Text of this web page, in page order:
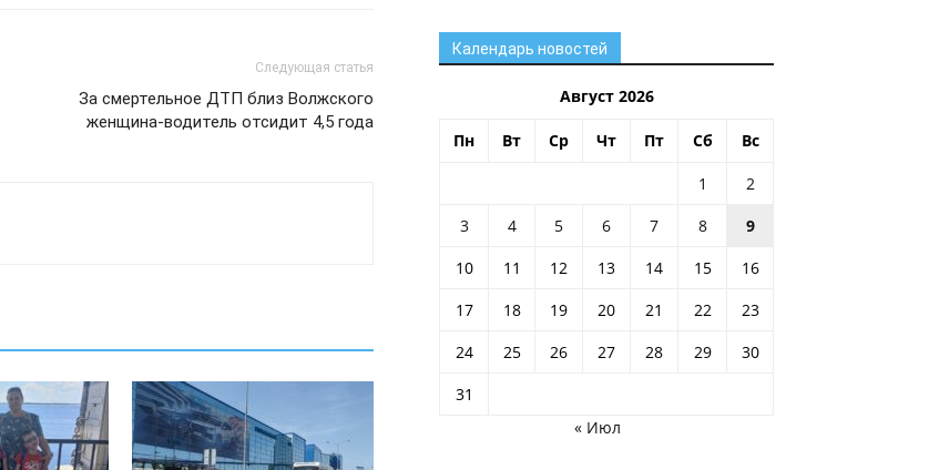
Следующая статья
За смертельное ДТП близ Волжского
женщина-водитель отсидит 4,5 года
Календарь новостей
Август 2026
Пн Вт Ср Чт Пт Сб Вс
1
2
3
4 5 6 7 8
9
10
11 12 13 14 15
16
17
18 19 20 21 22
23
24
25 26 27 28 29
30
31
« Июл